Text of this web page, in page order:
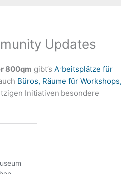
Updates
800qm gibt’s Arbeitsplätze für
Büros, Räume für Workshops,
Initiativen besondere